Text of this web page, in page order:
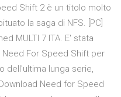
Shift 2 è un titolo molto
la saga di NFS. [PC]
MULTI 7 ITA. E' stata
For Speed Shift per
dell'ultima lunga serie,
Need for Speed